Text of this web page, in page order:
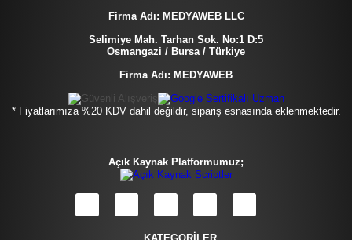
Firma Adı: MEDYAWEB LLC
Selimiye Mah. Tarhan Sok. No:1 D:5
Osmangazi / Bursa / Türkiye
Firma Adı: MEDYAWEB
* Fiyatlarımıza %20 KDV dahil değildir, sipariş esnasında eklenmektedir.
Açık Kaynak Platformumuz;